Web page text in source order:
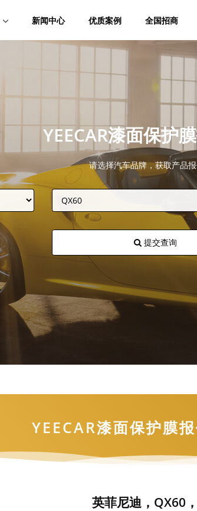
新闻中心 优质案例 全国招商
YEECAR漆面保护
请选择汽车品牌，获取产品
提交查询
YEECAR漆面保护膜
英菲尼迪，QX60